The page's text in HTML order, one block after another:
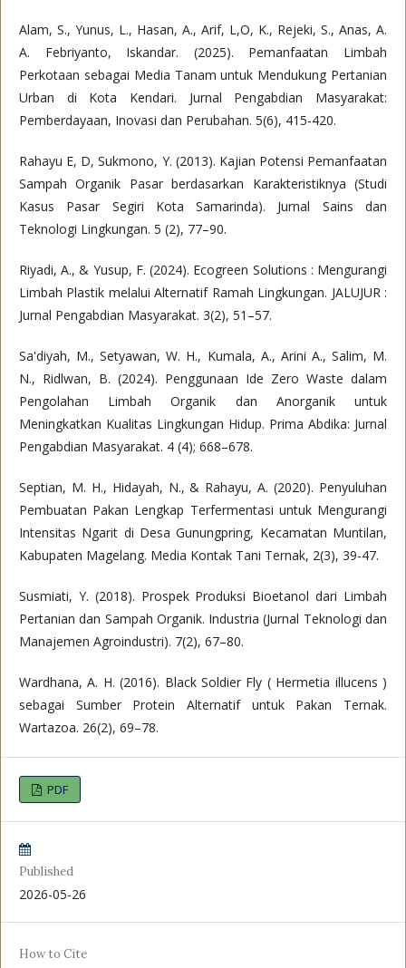
Alam, S., Yunus, L., Hasan, A., Arif, L,O, K., Rejeki, S., Anas, A.
A. Febriyanto, Iskandar. (2025). Pemanfaatan Limbah
Perkotaan sebagai Media Tanam untuk Mendukung Pertanian
Urban di Kota Kendari. Jurnal Pengabdian Masyarakat:
Pemberdayaan, Inovasi dan Perubahan. 5(6), 415-420.
Rahayu E, D, Sukmono, Y. (2013). Kajian Potensi Pemanfaatan
Sampah Organik Pasar berdasarkan Karakteristiknya (Studi
Kasus Pasar Segiri Kota Samarinda). Jurnal Sains dan
Teknologi Lingkungan. 5 (2), 77–90.
Riyadi, A., & Yusup, F. (2024). Ecogreen Solutions : Mengurangi
Limbah Plastik melalui Alternatif Ramah Lingkungan. JALUJUR :
Jurnal Pengabdian Masyarakat. 3(2), 51–57.
Sa'diyah, M., Setyawan, W. H., Kumala, A., Arini A., Salim, M.
N., Ridlwan, B. (2024). Penggunaan Ide Zero Waste dalam
Pengolahan Limbah Organik dan Anorganik untuk
Meningkatkan Kualitas Lingkungan Hidup. Prima Abdika: Jurnal
Pengabdian Masyarakat. 4 (4); 668–678.
Septian, M. H., Hidayah, N., & Rahayu, A. (2020). Penyuluhan
Pembuatan Pakan Lengkap Terfermentasi untuk Mengurangi
Intensitas Ngarit di Desa Gunungpring, Kecamatan Muntilan,
Kabupaten Magelang. Media Kontak Tani Ternak, 2(3), 39-47.
Susmiati, Y. (2018). Prospek Produksi Bioetanol dari Limbah
Pertanian dan Sampah Organik. Industria (Jurnal Teknologi dan
Manajemen Agroindustri). 7(2), 67–80.
Wardhana, A. H. (2016). Black Soldier Fly ( Hermetia illucens )
sebagai Sumber Protein Alternatif untuk Pakan Ternak.
Wartazoa. 26(2), 69–78.
PDF
Published
2026-05-26
How to Cite